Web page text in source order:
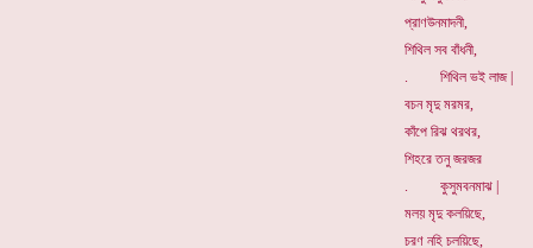
প্রাণউনমাদনী,
শিথিল সব বাঁধনী,
. শিথিল ভই লাজ |
বচন মৃদু মরমর,
কাঁপে রিঝ থরথর,
শিহরে তনু জরজর
. কুসুমবনমাঝ |
মলয় মৃদু কলয়িছে,
চরণ নহি চলয়িছে,